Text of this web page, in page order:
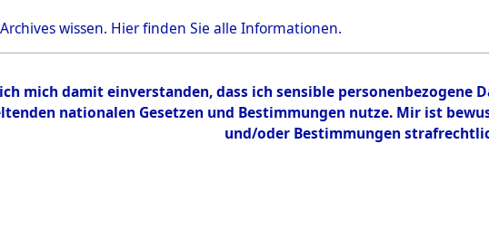
wissen. Hierfinden Sie alle Informationen.
mich damit einverstanden, dass ich sensible personenbezogene
nationalen Gesetzen und Bestimmungen nutze. Mir ist
und/oder Bestimmungen